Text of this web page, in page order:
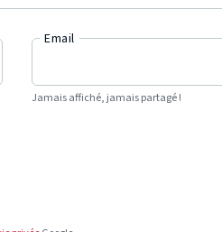
Email
Jamais affiché, jamais partagé !